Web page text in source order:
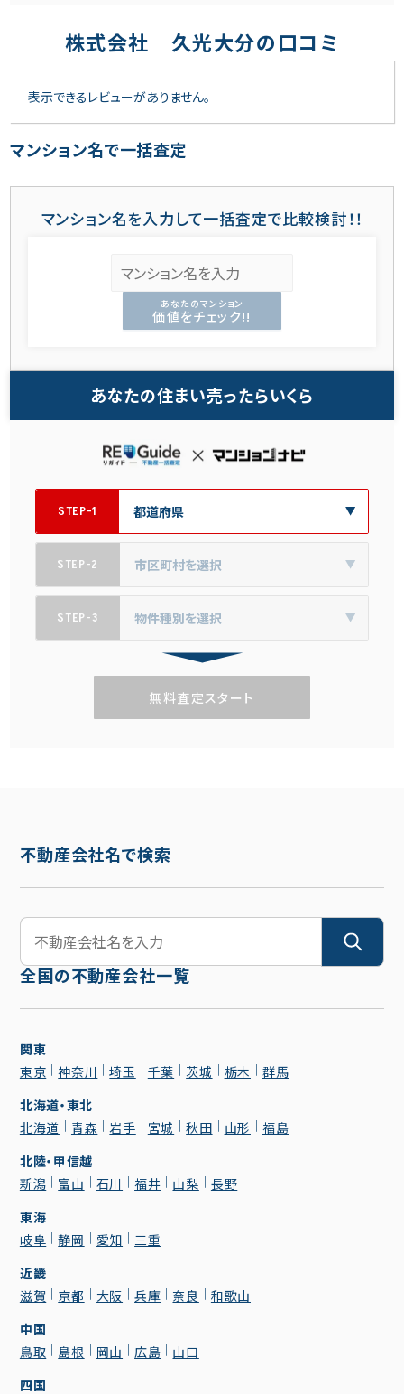
株式会社 久光大分の口コミ
表示できるレビューがありません。
マンション名で一括査定
マンション名を入力して一括査定で比較検討！！
あなたのマンション
価値をチェック!!
あなたの住まい売ったらいくら
STEP-1
STEP-2
STEP-3
無料査定スタート
不動産会社名で検索
全国の不動産会社一覧
関東
東京
神奈川 埼玉 千葉 茨城 栃木
群馬
北海道・東北
北海道
青森 岩手 宮城 秋田 山形
福島
北陸・甲信越
新潟
富山 石川 福井 山梨
長野
東海
岐阜
静岡 愛知
三重
近畿
滋賀
京都 大阪 兵庫 奈良
和歌山
中国
鳥取
島根 岡山 広島
山口
四国